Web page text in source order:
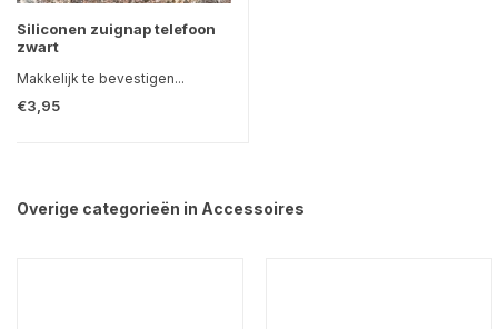
Siliconen zuignap telefoon
zwart
Makkelijk te bevestigen...
€3,95
Overige categorieën in Accessoires